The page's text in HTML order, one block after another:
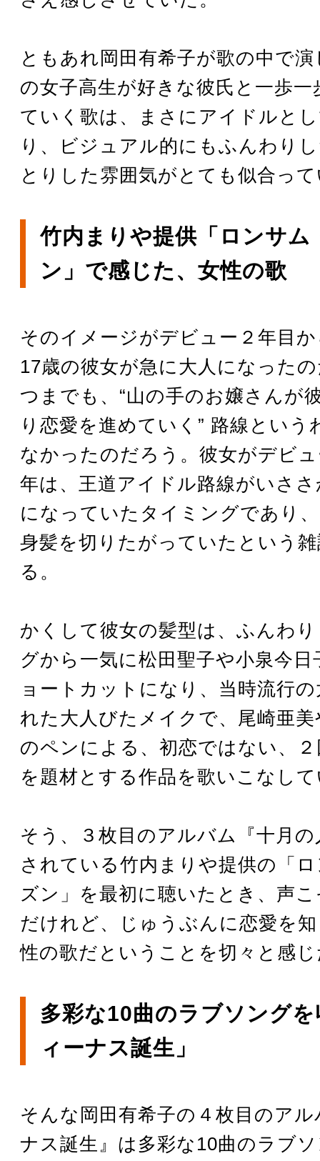
ともあれ岡田有希子が歌の中で
の女子高生が好きな彼氏と一歩一
ていく歌は、まさにアイドルと
り、ビジュアル的にもふんわり
とりした雰囲気がとても似合っ
竹内まりや提供「ロンサム
ン」で感じた、女性の歌
そのイメージがデビュー２年目
17歳の彼女が急に大人になった
つまでも、“山の手のお嬢さんが
り恋愛を進めていく” 路線という
なかったのだろう。彼女がデビ
年は、王道アイドル路線がいさ
になっていたタイミングであり
身髪を切りたがっていたという
る。
かくして彼女の髪型は、ふんわ
グから一気に松田聖子や小泉今
ョートカットになり、当時流行
れた大人びたメイクで、尾崎亜
のペンによる、初恋ではない、
を題材とする作品を歌いこなし
そう、３枚目のアルバム『十月
されている竹内まりや提供の「
ズン」を最初に聴いたとき、声
だけれど、じゅうぶんに恋愛を
性の歌だということを切々と感
多彩な10曲のラブソング
ィーナス誕生」
そんな岡田有希子の４枚目のア
ナス誕生』は多彩な10曲のラブ